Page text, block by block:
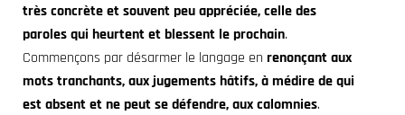
très concrète et souvent peu appréciée, celle des
paroles qui heurtent et blessent le prochain.
Commençons par désarmer le langage en renonçant aux
mots tranchants, aux jugements hâtifs, à médire de qui
est absent et ne peut se défendre, aux calomnies.